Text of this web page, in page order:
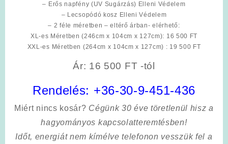
– Erős napfény (UV Sugárzás) Elleni Védelem
– Lecsopódó kosz Elleni Védelem
– 2 féle méretben – eltérő árban- elérhető:
XL-es Méretben (246cm x 104cm x 127cm): 16 500 FT
XXL-es Méretben (264cm x 104cm x 127cm) : 19 500 FT
Ár: 16 500 FT -tól
Rendelés: +36-30-9-451-436
Miért nincs kosár? Cégünk 30 éve töretlenül hisz a
hagyományos kapcsolatteremtésben!
Időt, energiát nem kímélvetelefonon vesszük fel a